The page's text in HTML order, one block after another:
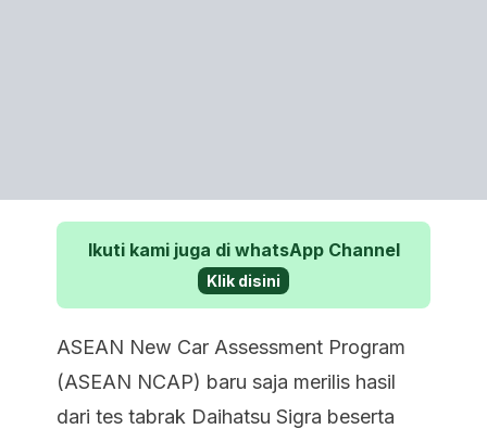
Ikuti kami juga di whatsApp Channel
Klik disini
ASEAN New Car Assessment Program
(ASEAN NCAP) baru saja merilis hasil
dari tes tabrak Daihatsu Sigra beserta